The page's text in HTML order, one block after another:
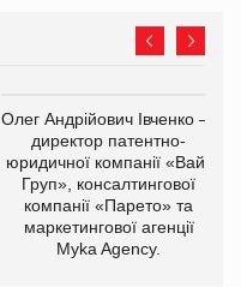
Олег Андрійович Івченко —
директор патентно-
юридичної компанії «Вайз
Груп», консалтингової
компанії «Парето» та
маркетингової агенції
Myka Agency.